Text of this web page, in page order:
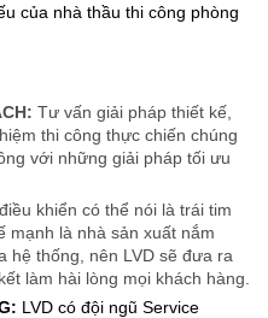
của nhà thầu thi công phòng
Tư vấn giải pháp thiết kế,
thi công thực chiến chúng
với những giải pháp tối ưu
khiển có thể nói là trái tim
mạnh là nhà sản xuất nắm
hệ thống, nên LVD sẽ đưa ra
làm hài lòng mọi khách hàng.
LVD có đội ngũ Service